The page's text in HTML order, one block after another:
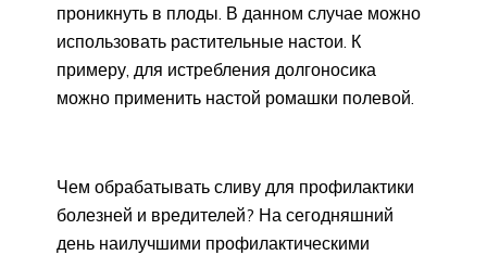
проникнуть в плоды. В данном случае можно
использовать растительные настои. К
примеру, для истребления долгоносика
можно применить настой ромашки полевой.
Чем обрабатывать сливу для профилактики
болезней и вредителей? На сегодняшний
день наилучшими профилактическими